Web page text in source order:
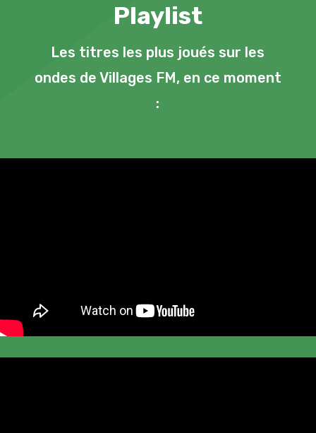
Playlist
Les titres les plus joués sur les
ondes de Villages FM, en ce moment
: